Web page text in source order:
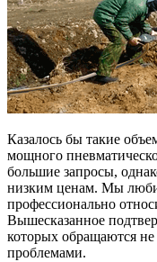
Казалось бы такие
мощного
большие запросы,
низким ценам. Мы
профессионально
Вышесказанное
которых обращаются
проблемами.